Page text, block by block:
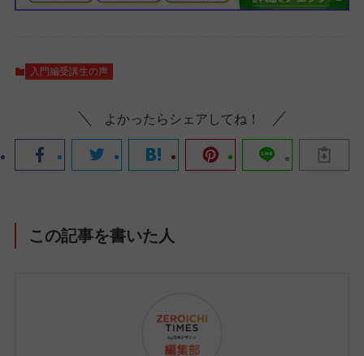
入門編受講生の声
よかったらシェアしてね！
この記事を書いた人